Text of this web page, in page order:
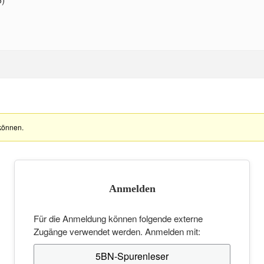
Anmelden
Für die Anmeldung können folgende externe
Zugänge verwendet werden. Anmelden mit:
5BN-Spurenleser